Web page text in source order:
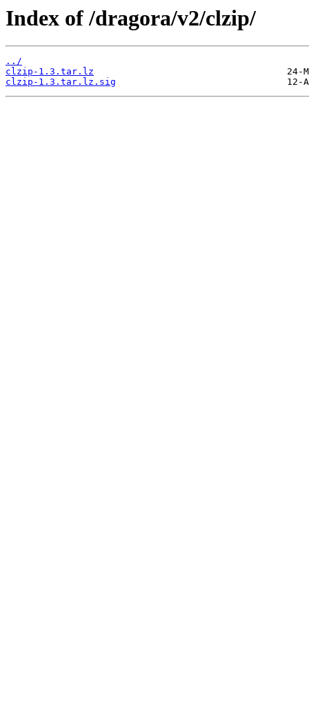
Index of /dragora/v2/clzip/
../
clzip-1.3.tar.lz
clzip-1.3.tar.lz.sig